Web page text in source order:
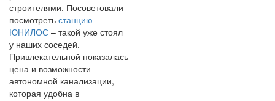
строителями. Посоветовали
посмотреть станцию
ЮНИЛОС – такой уже стоял
у наших соседей.
Привлекательной показалась
цена и возможности
автономной канализации,
которая удобна в